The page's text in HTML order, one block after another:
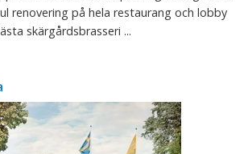
renovering på hela restaurang och lobby
skärgårdsbrasseri ...